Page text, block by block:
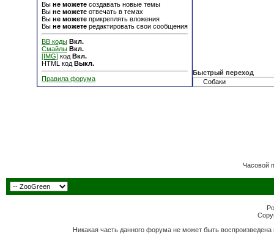
Вы не можете создавать новые темы
Вы не можете отвечать в темах
Вы не можете прикреплять вложения
Вы не можете редактировать свои сообщения
BB коды Вкл.
Смайлы Вкл.
[IMG] код Вкл.
HTML код Выкл.
Правила форума
Быстрый переход
Часовой
Никакая часть данного форума не может быть